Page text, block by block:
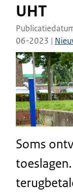
UHT
06-2023 |
Soms